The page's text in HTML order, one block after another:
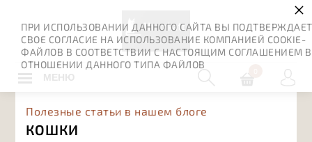
МЕНЮ
Полезные статьи в нашем блоге
КОШКИ
ПРИ ИСПОЛЬЗОВАНИИ ДАННОГО САЙТА ВЫ
СВОЕ СОГЛАСИЕ НА ИСПОЛЬЗОВАНИЕ КОМПАНИЕЙ COOKIE-
ФАЙЛОВ В СООТВЕТСТВИИ С НАСТОЯЩИМ СОГЛАШЕНИЕМ В
ОТНОШЕНИИ ДАННОГО ТИПА ФАЙЛОВ
×